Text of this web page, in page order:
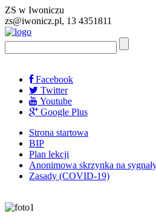
ZS w Iwoniczu
zs@iwonicz.pl, 13 4351811
Facebook
Twitter
Youtube
Google Plus
Strona startowa
BIP
Plan lekcji
Anonimowa skrzynka na
Zasady (COVID-19)